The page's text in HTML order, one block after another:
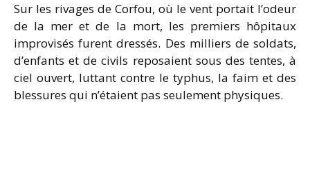
Sur les rivages de Corfou, où le vent portait l’odeur
de la mer et de la mort, les premiers hôpitaux
improvisés furent dressés. Des milliers de soldats,
d’enfants et de civils reposaient sous des tentes, à
ciel ouvert, luttant contre le typhus, la faim et des
blessures qui n’étaient pas seulement physiques.